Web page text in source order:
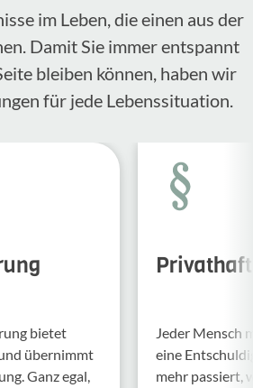
im Leben, die einen aus der
Damit Sie immer entspannt
bleiben können, haben wir
für jede Lebenssituation.
bietet
über­nimmt
Ganz egal,
Jeder Mensch
eine
mehr passiert,